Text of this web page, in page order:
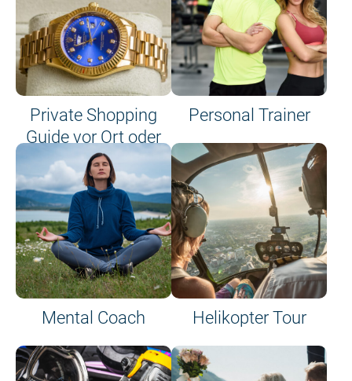
Private Shopping
Guide vor Ort oder
an Bord
Personal Trainer
Mental Coach Helikopter Tour